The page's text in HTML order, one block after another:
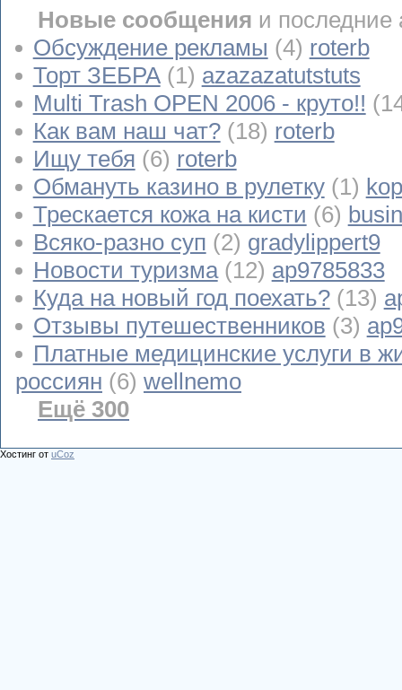
Новые сообщения и последние
Обсуждение рекламы (4) roterb
Торт ЗЕБРА (1) azazazatutstuts
Multi Trash OPEN 2006 - круто!!
Как вам наш чат? (18) roterb
Ищу тебя (6) roterb
Обмануть казино в рулетку (1)
Трескается кожа на кисти (6)
Всяко-разно суп (2) gradylippert9
Новости туризма (12) ap9785833
Куда на новый год поехать? (13)
Отзывы путешественников (3)
Платные медицинские услуги в
россиян (6) wellnemo
Ещё 300
Хостинг от uCoz